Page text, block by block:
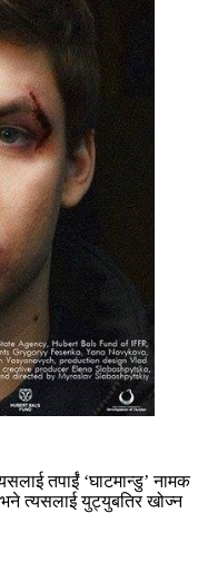
तपाईंं ‘घाटमान्डु’ नामक
त्यसलाई युट्युबतिर खोज्न